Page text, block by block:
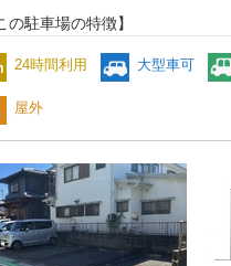
の駐車場の特徴】
24時間利用 大型車可
屋外